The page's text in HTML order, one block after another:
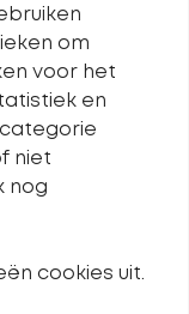
om
voor het
en
niet
nog
cookies uit.